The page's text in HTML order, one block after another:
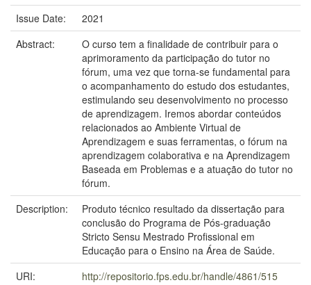
Issue Date:
2021
Abstract:
O curso tem a finalidade de contribuir para o
aprimoramento da participação do tutor no
fórum, uma vez que torna-se fundamental para
o acompanhamento do estudo dos estudantes,
estimulando seu desenvolvimento no processo
de aprendizagem. Iremos abordar conteúdos
relacionados ao Ambiente Virtual de
Aprendizagem e suas ferramentas, o fórum na
aprendizagem colaborativa e na Aprendizagem
Baseada em Problemas e a atuação do tutor no
fórum.
Description:
Produto técnico resultado da dissertação para
conclusão do Programa de Pós-graduação
Stricto Sensu Mestrado Profissional em
Educação para o Ensino na Área de Saúde.
URI:
http://repositorio.fps.edu.br/handle/4861/515